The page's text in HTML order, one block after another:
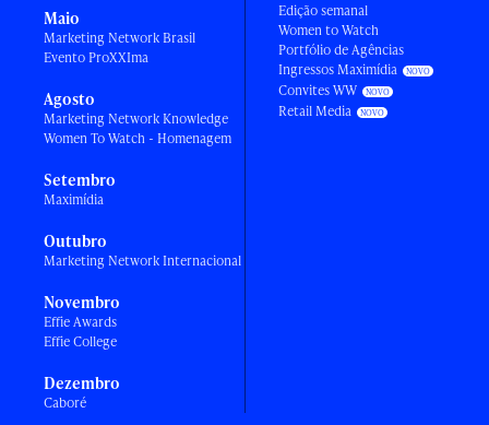
Maio
Marketing Network Brasil
Evento ProXXIma
Agosto
Marketing Network Knowledge
Women To Watch - Homenagem
Setembro
Maximídia
Outubro
Marketing Network Internacional
Novembro
Effie Awards
Effie College
Dezembro
Caboré
Edição semanal
Women to Watch
Portfólio de Agências
Ingressos Maximídia
Convites WW
Retail Media